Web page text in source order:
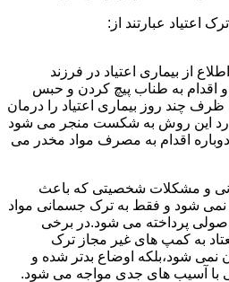
اعتیاد عبارتند از:
از بیماری اعتیاد در فرزند
اقدام به طناب پیچ کردن و حبس
چند روز بیماری اعتیاد را درمان
این روش به شکست منجر می شود
اقدام به مصرف مواد مخدر می
و مشکلات شخصیتی که باعث
نمی شود و فقط به ترک جسمانی مواد
پرداخته می شود.در برخی
به کمپ های غیر مجاز ترک
نمی شود،بلکه اوضاع بدتر شده و
با آسیب های جدی مواجه می شود.